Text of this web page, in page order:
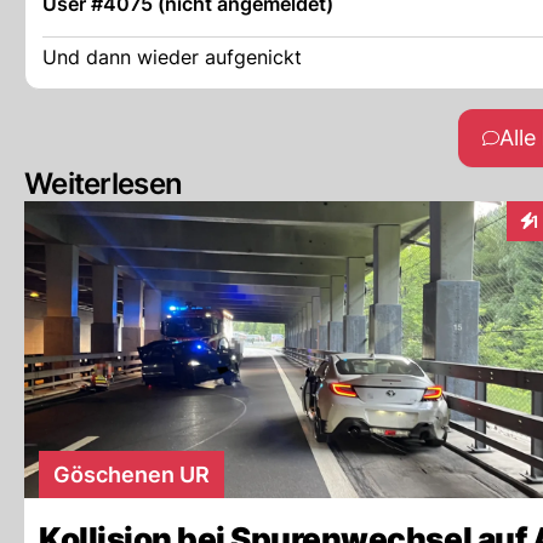
Und dann wieder aufgenickt
Weiterlesen
1
Göschenen UR